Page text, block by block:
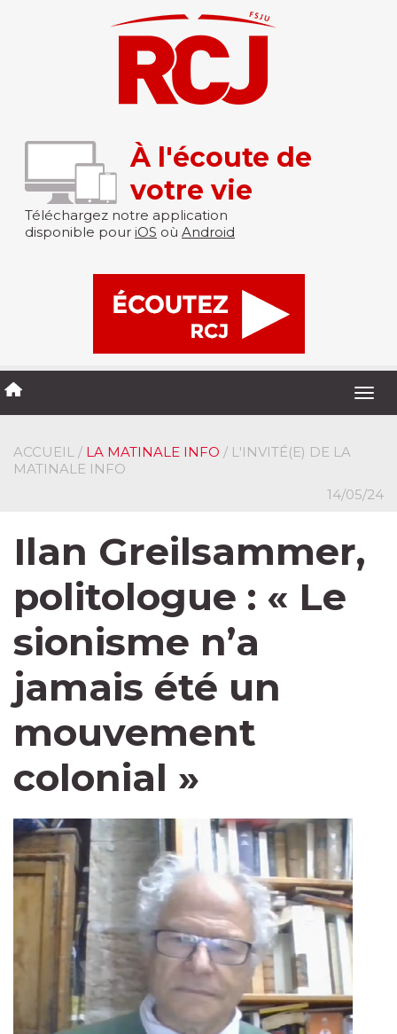
À l'écoute de
votre vie
Téléchargez notre application
disponible pour iOS où Android
ACCUEIL / LA MATINALE INFO / L'INVITÉ(E) DE LA
MATINALE INFO
14/05/24
Ilan Greilsammer,
politologue : « Le
sionisme n’a
jamais été un
mouvement
colonial »